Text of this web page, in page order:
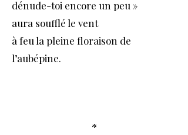
dénude-toi encore un peu »
aura soufflé le vent
à feu la pleine floraison de
l’aubépine.
*